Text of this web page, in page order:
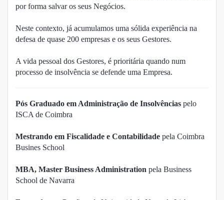
por forma salvar os seus Negócios.
Neste contexto, já acumulamos uma sólida experiência na
defesa de quase 200 empresas e os seus Gestores.
A vida pessoal dos Gestores, é prioritária quando num
processo de insolvência se defende uma Empresa.
Pós Graduado em Administração de Insolvências pelo
ISCA de Coimbra
Mestrando em Fiscalidade e Contabilidade pela Coimbra
Busines School
MBA, Master Business Administration pela Business
School de Navarra